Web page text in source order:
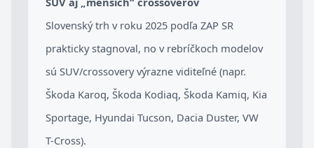
Slovenský trh v roku 2025 podľa ZAP SR
prakticky stagnoval, no v rebríčkoch modelov
sú SUV/crossovery výrazne viditeľné (napr.
Škoda Karoq, Škoda Kodiaq, Škoda Kamiq, Kia
Sportage, Hyundai Tucson, Dacia Duster, VW
T-Cross).